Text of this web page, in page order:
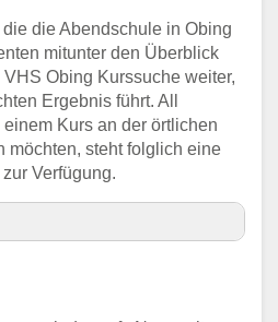
die Abendschule in Obing
mitunter den Überblick
Obing Kurssuche weiter,
Ergebnis führt. All
Kurs an der örtlichen
möchten, steht folglich eine
Verfügung.